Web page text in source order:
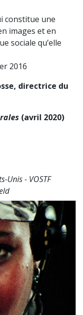
constitue une
images et en
sociale qu’elle
2016
directrice du
(avril 2020)
Unis - VOSTF